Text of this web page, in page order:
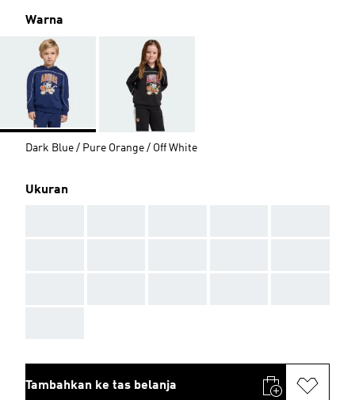
Warna
Dark Blue / Pure Orange / Off White
Ukuran
Tambahkan ke tas belanja